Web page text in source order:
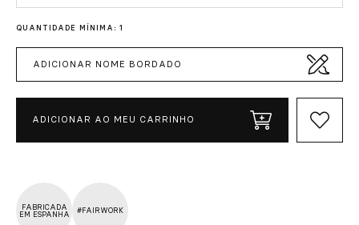
QUANTIDADE MÍNIMA: 1
ADICIONAR NOME BORDADO
ADICIONAR AO MEU CARRINHO
FABRICADA
EM ESPANHA
#FAIRWORK